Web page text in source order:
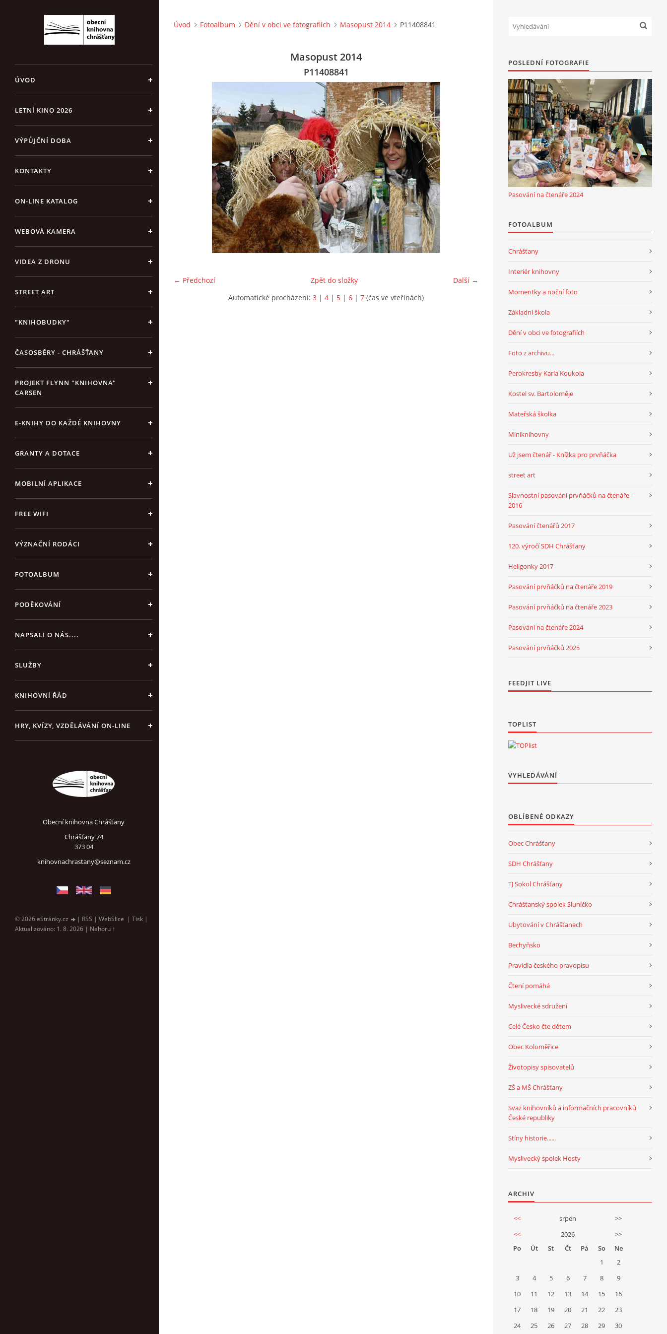
ÚVOD
LETNÍ KINO 2026
VÝPŮJČNÍ DOBA
KONTAKTY
ON-LINE KATALOG
WEBOVÁ KAMERA
VIDEA Z DRONU
STREET ART
"KNIHOBUDKY"
ČASOSBĚRY - CHRÁŠŤANY
PROJEKT FLYNN "KNIHOVNA"
CARSEN
E-KNIHY DO KAŽDÉ KNIHOVNY
GRANTY A DOTACE
MOBILNÍ APLIKACE
FREE WIFI
VÝZNAČNÍ RODÁCI
FOTOALBUM
PODĚKOVÁNÍ
NAPSALI O NÁS....
SLUŽBY
KNIHOVNÍ ŘÁD
HRY, KVÍZY, VZDĚLÁVÁNÍ ON-LINE
Obecní knihovna Chrášťany
Chrášťany 74
373 04
knihovnachrastany@seznam.cz
© 2026 eStránky.cz | RSS | WebSlice | Tisk |
Aktualizováno: 1. 8. 2026 | Nahoru ↑
Úvod Fotoalbum Dění v obci ve fotografiích Masopust 2014 P11408841
Masopust 2014
P11408841
← Předchozí Další →
Zpět do složky
Automatické procházení: 3 | 4 | 5 | 6 | 7 (čas ve vteřinách)
POSLEDNÍ FOTOGRAFIE
Pasování na čtenáře 2024
FOTOALBUM
Chrášťany
Interiér knihovny
Momentky a noční foto
Základní škola
Dění v obci ve fotografiích
Foto z archivu...
Perokresby Karla Koukola
Kostel sv. Bartoloměje
Mateřská školka
Miniknihovny
Už jsem čtenář - Knížka pro prvňáčka
street art
Slavnostní pasování prvňáčků na čtenáře -
2016
Pasování čtenářů 2017
120. výročí SDH Chrášťany
Heligonky 2017
Pasování prvňáčků na čtenáře 2019
Pasování prvňáčků na čtenáře 2023
Pasování na čtenáře 2024
Pasování prvňáčků 2025
FEEDJIT LIVE
TOPLIST
VYHLEDÁVÁNÍ
OBLÍBENÉ ODKAZY
Obec Chrášťany
SDH Chrášťany
TJ Sokol Chrášťany
Chrášťanský spolek Sluníčko
Ubytování v Chrášťanech
Bechyňsko
Pravidla českého pravopisu
Čtení pomáhá
Myslivecké sdružení
Celé Česko čte dětem
Obec Koloměřice
Životopisy spisovatelů
ZŠ a MŠ Chrášťany
Svaz knihovníků a informačních pracovníků
České republiky
Stíny historie......
Myslivecký spolek Hosty
ARCHIV
<< srpen
>>
<<
2026
>>
Po
Út St Čt Pá So
Ne
1
2
3
4 5 6 7 8
9
10
11 12 13 14 15
16
17
18 19 20 21 22
23
24
25 26 27 28 29 30